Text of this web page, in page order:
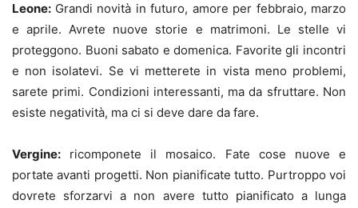
Leone: Grandi novità in futuro, amore per febbraio, marzo
e aprile. Avrete nuove storie e matrimoni. Le stelle vi
proteggono. Buoni sabato e domenica. Favorite gli incontri
e non isolatevi. Se vi metterete in vista meno problemi,
sarete primi. Condizioni interessanti, ma da sfruttare. Non
esiste negatività, ma ci si deve dare da fare.
Vergine: ricomponete il mosaico. Fate cose nuove e
portate avanti progetti. Non pianificate tutto. Purtroppo voi
dovrete sforzarvi a non avere tutto pianificato a lunga